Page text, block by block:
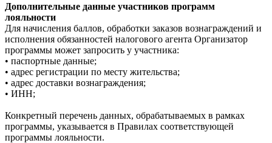
Дополнительные данные участников программ
лояльности
Для начисления баллов, обработки заказов вознаграждений и
исполнения обязанностей налогового агента Организатор
программы может запросить у участника:
• паспортные данные;
• адрес регистрации по месту жительства;
• адрес доставки вознаграждения;
• ИНН;
Конкретный перечень данных, обрабатываемых в рамках
программы, указывается в Правилах соответствующей
программы лояльности.